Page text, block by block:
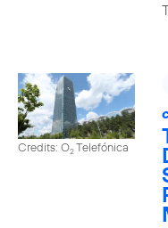
Credits: O2Telefónica